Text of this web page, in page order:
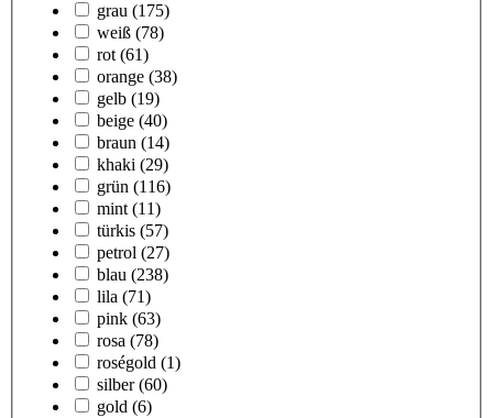
grau (175)
weiß (78)
rot (61)
orange (38)
gelb (19)
beige (40)
braun (14)
khaki (29)
grün (116)
mint (11)
türkis (57)
petrol (27)
blau (238)
lila (71)
pink (63)
rosa (78)
roségold (1)
silber (60)
gold (6)